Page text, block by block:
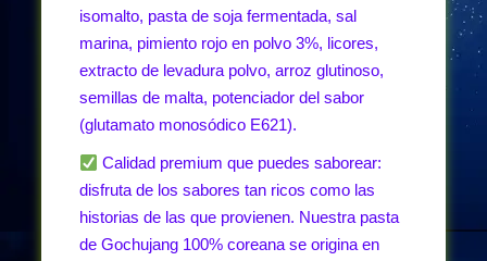
isomalto, pasta de soja fermentada, sal
marina, pimiento rojo en polvo 3%, licores,
extracto de levadura polvo, arroz glutinoso,
semillas de malta, potenciador del sabor
(glutamato monosódico E621).
Calidad premium que puedes saborear:
disfruta de los sabores tan ricos como las
historias de las que provienen. Nuestra pasta
de Gochujang 100% coreana se origina en